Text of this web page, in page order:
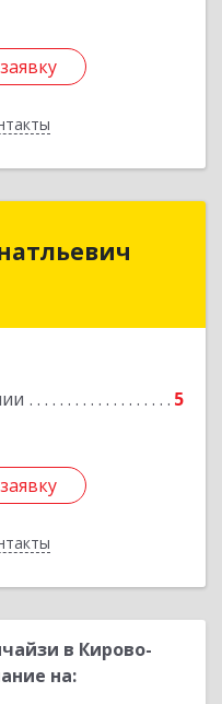
5
Анатльевич
в Кирово-
на: